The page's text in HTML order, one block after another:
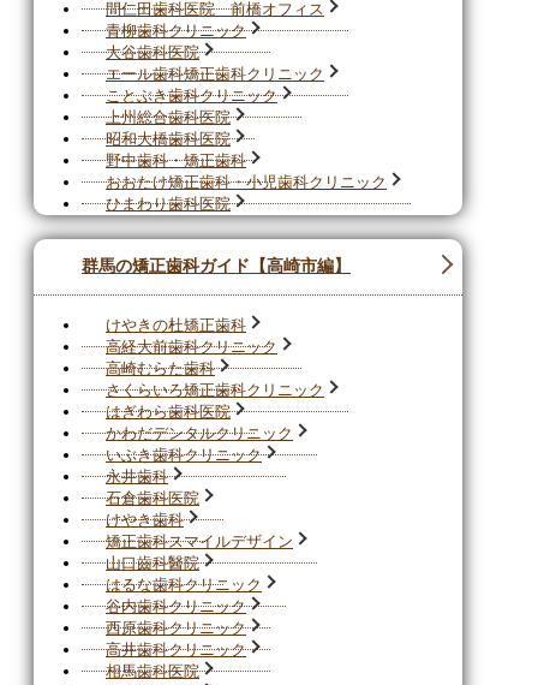
間仁田歯科医院 前橋オフィス
青柳歯科クリニック
大谷歯科医院
エール歯科矯正歯科クリニック
ことぶき歯科クリニック
上州総合歯科医院
昭和大橋歯科医院
野中歯科・矯正歯科
おおたけ矯正歯科・小児歯科クリニック
ひまわり歯科医院
群馬の矯正歯科ガイド【高崎市編】
けやきの杜矯正歯科
高経大前歯科クリニック
高崎むらた歯科
さくらいろ矯正歯科クリニック
はぎわら歯科医院
かわだデンタルクリニック
いぶき歯科クリニック
永井歯科
石倉歯科医院
けやき歯科
矯正歯科スマイルデザイン
山口齒科醫院
はるな歯科クリニック
谷内歯科クリニック
西原歯科クリニック
高井歯科クリニック
相馬歯科医院